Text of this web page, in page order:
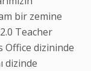
bir zemine
Teacher
Office dizininde
dizinde